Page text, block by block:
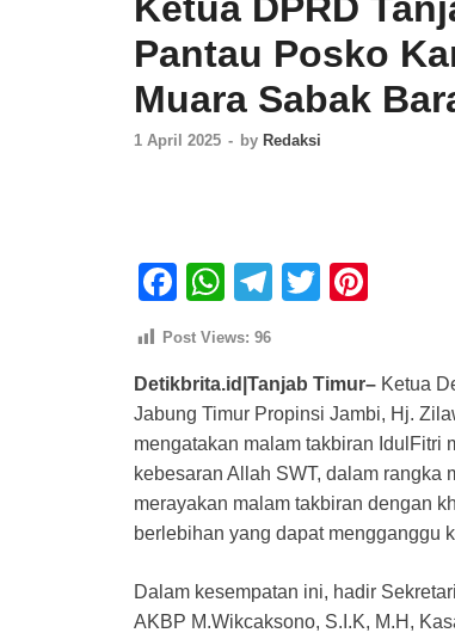
Pantau Posko
Muara Sabak
1 April 2025 - by Redaksi
F
a
e
b
o
o
k
W
s
A
p
p
T
gr
a
m
T
er e
st
Post Views: 96
Detikbrita.id|Tanjab Timur– Ketua
Jabung Timur Propinsi Jambi, Hj.
mengatakan malam takbiran IdulFitri
kebesaran Allah SWT, dalam rangka
merayakan malam takbiran dengan
berlebihan yang dapat mengganggu
Dalam kesempatan ini, hadir
AKBP M.Wikcaksono, S.I.K, M.H,